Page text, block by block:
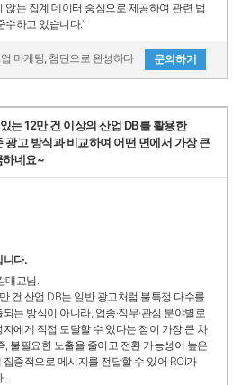
않는 집계 데이터 중심으로 제공하여 관련 법
수하고 있습니다.”
마케팅, 첨단으로 완성하다 문의하기
는 12만 건 이상의 산업 DB를 활용한
고 방식과 비교하여 어떤 면에서 가장 큰
하네요~
다.
대교님.
건 산업 DB는 일반 광고처럼 불특정 다수를
는 방식이 아니라, 업종·직무·관심 분야별로
에게 직접 도달할 수 있다는 점이 가장 큰 차
, 불필요한 노출을 줄이고 전환 가능성이 높은
중적으로 메시지를 전달할 수 있어 ROI가